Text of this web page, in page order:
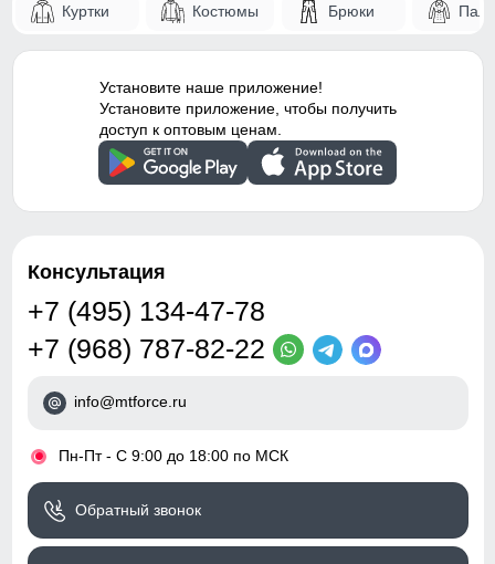
Куртки Костюмы Брюки
Установите наше приложение!
Установите приложение, чтобы получить
доступ к оптовым ценам.
Консультация
+7 (495) 134-47-78
+7 (968) 787-82-22
info@mtforce.ru
• Пн-Пт - С 9:00 до 18:00 по МСК
Обратный звонок